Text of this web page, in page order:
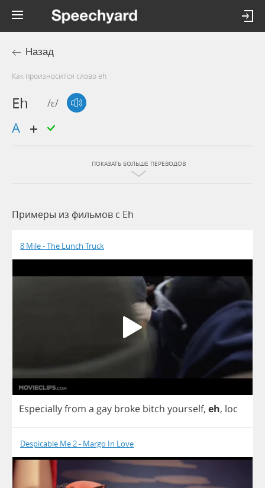
Назад
Как произносится слово eh
Eh /ɛ/
ПОКАЗАТЬ БОЛЬШЕ ПЕРЕВОДОВ
Примеры из фильмов c Eh
8 Mile - The Lunch Truck
Especiallyfrom a gay broke bitch yourself, eh, loc
Despicable Me 2 - Margo In Love